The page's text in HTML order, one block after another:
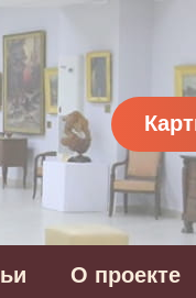
О проекте